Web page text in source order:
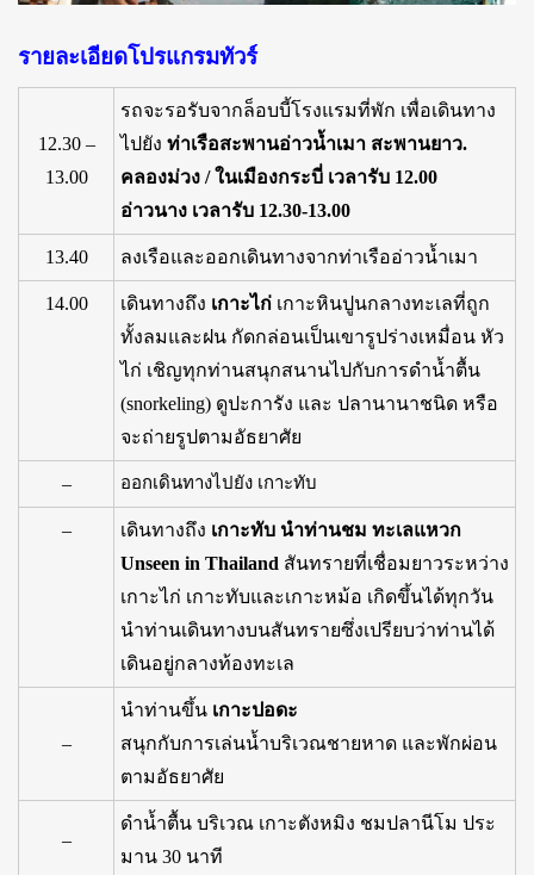
รายละเอียดโปรแกรมทัวร์
12.30 –
13.00
รถจะรอรับจากล็อบบี้โรงแรมที่พัก เพื่อเดินทาง
ไปยัง ท่าเรือสะพานอ่าวน้ำเมา สะพานยาว.
คลองม่วง / ในเมืองกระบี่ เวลารับ 12.00
อ่าวนาง เวลารับ 12.30-13.00
13.40 ลงเรือและออกเดินทางจากท่าเรืออ่าวน้ำเมา
14.00 เดินทางถึง เกาะไก่ เกาะหินปูนกลางทะเลที่ถูก
ทั้งลมและฝน กัดกล่อนเป็นเขารูปร่างเหมื่อน หัว
ไก่ เชิญทุกท่านสนุกสนานไปกับการดำน้ำตื้น
(snorkeling) ดูปะการัง และ ปลานานาชนิด หรือ
จะถ่ายรูปตามอัธยาศัย
– ออกเดินทางไปยัง เกาะทับ
– เดินทางถึง เกาะทับ นำท่านชม ทะเลแหวก
Unseen in Thailand สันทรายที่เชื่อมยาวระหว่าง
เกาะไก่ เกาะทับและเกาะหม้อ เกิดขึ้นได้ทุกวัน
นำท่านเดินทางบนสันทรายซึ่งเปรียบว่าท่านได้
เดินอยู่กลางท้องทะเล
–
นำท่านขึ้น เกาะปอดะ
สนุกกับการเล่นน้ำบริเวณชายหาด และพักผ่อน
ตามอัธยาศัย
–
ดำนํ้าตื้น บริเวณ เกาะตังหมิง ชมปลานีโม ประ
มาน 30 นาที